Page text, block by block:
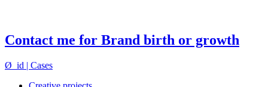
Contact me for Brand birth or growth
Ø_id | Cases